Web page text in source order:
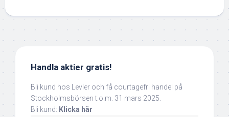
Handla aktier gratis!
Bli kund hos Levler och få courtagefri handel på
Stockholmsbörsen t.o.m. 31 mars 2025.
Bli kund: Klicka här